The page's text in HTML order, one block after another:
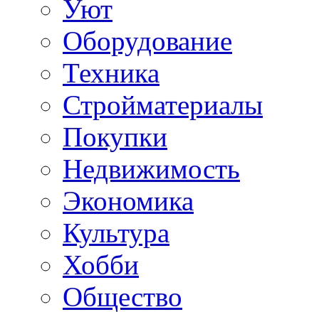
Уют
Оборудование
Техника
Стройматериалы
Покупки
Недвижимость
Экономика
Культура
Хобби
Общество